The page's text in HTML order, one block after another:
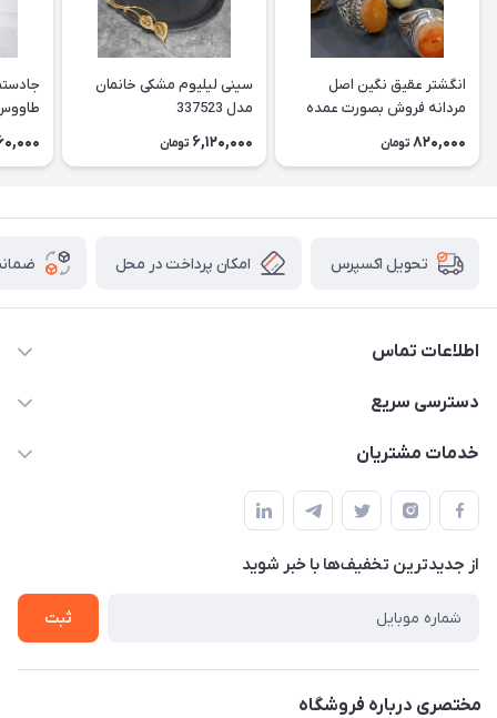
انگشتر عقیق نگین اصل
مردانه فروش بصورت عمده
3عدد هست فروش بصورت
820,000 تومان
سینی لیلیوم مشکی خانمان
مدل 337523
6,120,000 تومان
تحویل اکسپرس امکان پرداخت در محل
اطلاعات تماس
09124780957
دسترسی سریع
حساب کاربری
لیست محصولات
درباره ما
خدمات مشتریان
قوانین و مقررات
حریم خصوصی
راهنما
از جدید‌ترین تخفیف‌ها با‌ خبر شوید
ثبت
مختصری درباره فروشگاه